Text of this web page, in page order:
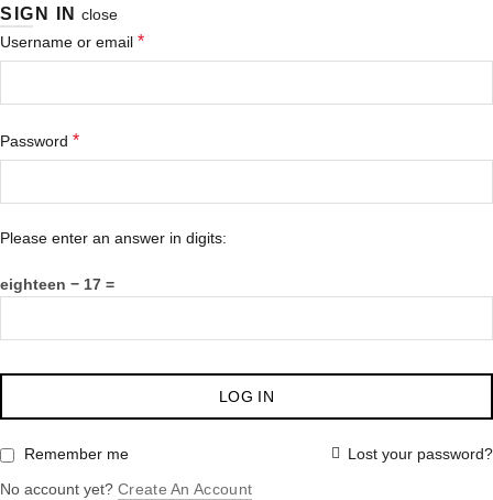
SIGN IN close
Username or email *
Password *
Please enter an answer in digits:
eighteen − 17 =
LOG IN
Lost your password?
Remember me
No account yet? Create An Account